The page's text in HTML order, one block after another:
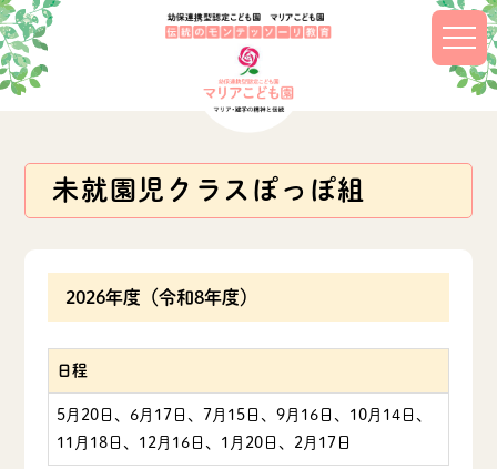
未就園児クラスぽっぽ組
2026年度（令和8年度）
日程
5月20日、6月17日、7月15日、9月16日、10月14日、
11月18日、12月16日、1月20日、2月17日